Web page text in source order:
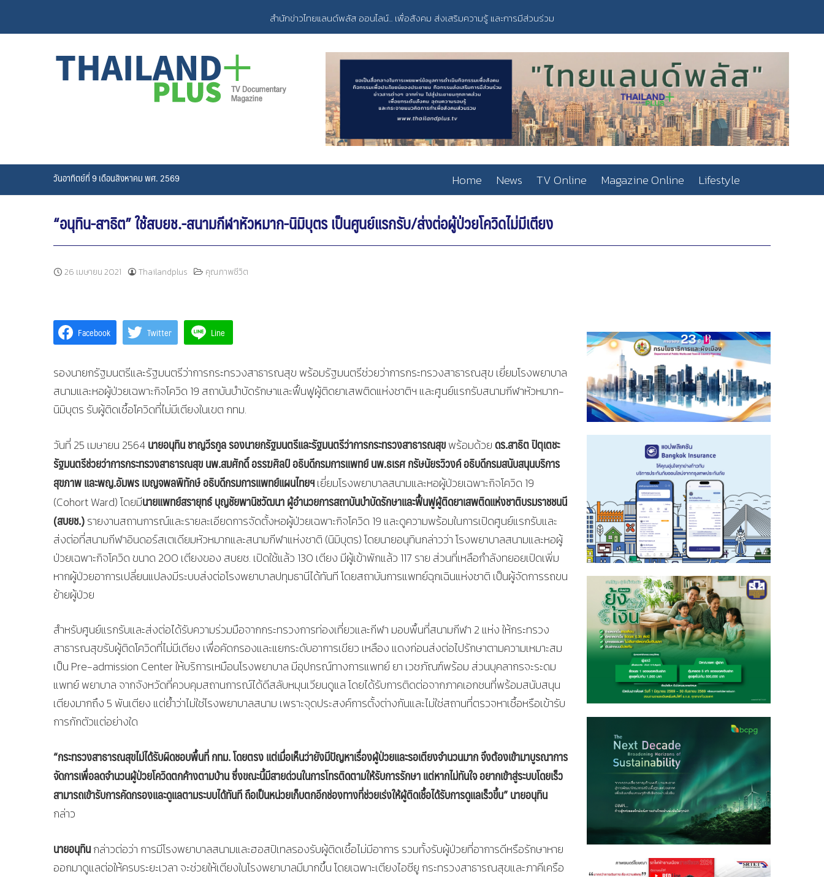
content
สำนักข่าวไทยแลนด์พลัส ออนไลน์... เพื่อสังคม ส่งเสริมความรู้ และการมีส่วนร่วม
วันอาทิตย์ที่ 9 เดือนสิงหาคม พศ. 2569 Home News TV Online Magazine Online Lifestyle
“อนุทิน-สาธิต” ใช้สบยช.-สนามกีฬาหัวหมาก-นิมิบุตร เป็นศูนย์แรกรับ/ส่งต่อผู้ป่วยโควิดไม่มีเตียง
26 เมษายน 2021 Thailandplus คุณภาพชีวิต
Facebook Twitter Line
รองนายกรัฐมนตรีและรัฐมนตรีว่าการกระทรวงสาธารณสุข พร้อมรัฐมนตรีช่วยว่าการกระทรวงสาธารณสุข เยี่ยมโรงพยาบาล
สนามและหอผู้ป่วยเฉพาะกิจโควิด 19 สถาบันบำบัดรักษาและฟื้นฟูผู้ติดยาเสพติดแห่งชาติฯ และศูนย์แรกรับสนามกีฬาหัวหมาก-
นิมิบุตร รับผู้ติดเชื้อโควิดที่ไม่มีเตียงในเขต กทม.
วันที่ 25 เมษายน 2564นายอนุทิน ชาญวีรกูล รองนายกรัฐมนตรีและรัฐมนตรีว่าการกระทรวงสาธารณสุขพร้อมด้วยดร.สาธิต ปิตุเตชะ
รัฐมนตรีช่วยว่าการกระทรวงสาธารณสุข นพ.สมศักดิ์ อรรฆศิลป์ อธิบดีกรมการแพทย์ นพ.ธเรศ กรัษนัยรวิวงค์ อธิบดีกรมสนับสนุนบริการ
สุขภาพ และพญ.อัมพร เบญจพลพิทักษ์ อธิบดีกรมการแพทย์แผนไทยฯเยี่ยมโรงพยาบาลสนามและหอผู้ป่วยเฉพาะกิจโควิด 19
(Cohort Ward) โดยมีนายแพทย์สรายุทธ์ บุญชัยพานิชวัฒนา ผู้อำนวยการสถาบันบำบัดรักษาและฟื้นฟูผู้ติดยาเสพติดแห่งชาติบรมราชชนนี
(สบยช.)รายงานสถานการณ์และรายละเอียดการจัดตั้งหอผู้ป่วยเฉพาะกิจโควิด 19 และดูความพร้อมในการเปิดศูนย์แรกรับและ
ส่งต่อที่สนามกีฬาอินดอร์สเตเดียมหัวหมากและสนามกีฬาแห่งชาติ (นิมิบุตร) โดยนายอนุทินกล่าวว่า โรงพยาบาลสนามและหอผู้
ป่วยเฉพาะกิจโควิด ขนาด 200 เตียงของ สบยช. เปิดใช้แล้ว 130 เตียง มีผู้เข้าพักแล้ว 117 ราย ส่วนที่เหลือกำลังทยอยเปิดเพิ่ม
หากผู้ป่วยอาการเปลี่ยนแปลงมีระบบส่งต่อโรงพยาบาลปทุมธานีได้ทันที โดยสถาบันการแพทย์ฉุกเฉินแห่งชาติ เป็นผู้จัดการรถขน
ย้ายผู้ป่วย
สำหรับศูนย์แรกรับและส่งต่อได้รับความร่วมมือจากกระทรวงการท่องเที่ยวและกีฬา มอบพื้นที่สนามกีฬา 2 แห่ง ให้กระทรวง
สาธารณสุขรับผู้ติดโควิดที่ไม่มีเตียง เพื่อคัดกรองและแยกระดับอาการเขียว เหลือง แดงก่อนส่งต่อไปรักษาตามความเหมาะสม
เป็น Pre-admission Center ให้บริการเหมือนโรงพยาบาล มีอุปกรณ์ทางการแพทย์ ยา เวชภัณฑ์พร้อม ส่วนบุคลากรจะระดม
แพทย์ พยาบาล จากจังหวัดที่ควบคุมสถานการณ์ได้ดีสลับหมุนเวียนดูแล โดยได้รับการติดต่อจากภาคเอกชนที่พร้อมสนับสนุน
เตียงมากถึง 5 พันเตียง แต่ย้ำว่าไม่ใช่โรงพยาบาลสนาม เพราะจุดประสงค์การตั้งต่างกันและไม่ใช่สถานที่ตรวจหาเชื้อหรือเข้ารับ
การกักตัวแต่อย่างใด
“กระทรวงสาธารณสุขไม่ได้รับผิดชอบพื้นที่ กทม. โดยตรง แต่เมื่อเห็นว่ายังมีปัญหาเรื่องผู้ป่วยและรอเตียงจำนวนมาก จึงต้องเข้ามาบูรณาการ
จัดการเพื่อลดจำนวนผู้ป่วยโควิดตกค้างตามบ้าน ซึ่งขณะนี้มีสายด่วนในการโทรติดตามให้รับการรักษา แต่หากไม่ทันใจ อยากเข้าสู่ระบบโดยเร็ว
สามารถเข้ารับการคัดกรองและดูแลตามระบบได้ทันที ถือเป็นหน่วยเก็บตกอีกช่องทางที่ช่วยเร่งให้ผู้ติดเชื้อได้รับการดูแลเร็วขึ้น” นายอนุทิน
กล่าว
นายอนุทินกล่าวต่อว่า การมีโรงพยาบาลสนามและฮอสปิเทลรองรับผู้ติดเชื้อไม่มีอาการ รวมทั้งรับผู้ป่วยที่อาการดีหรือรักษาหาย
ออกมาดูแลต่อให้ครบระยะเวลา จะช่วยให้เตียงในโรงพยาบาลมีมากขึ้น โดยเฉพาะเตียงไอซียู กระทรวงสาธารณสุขและภาคีเครือ